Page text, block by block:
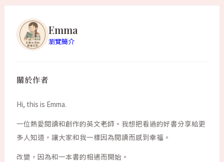
Emma
瀏覽簡介
關於作者
Hi, this is Emma.
一位熱愛閱讀和創作的英文老師。我想把看過的好書分享給更
多人知道，讓大家和我一樣因為閱讀而感到幸福。
改變，因為和一本書的相遇而開始。